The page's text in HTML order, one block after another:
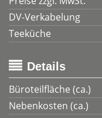
DV-Verkabelung
Teeküche
Details
Büroteilfläche (ca.)
Nebenkosten (ca.)